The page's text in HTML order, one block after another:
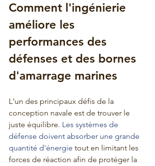
Comment l'ingénierie
améliore les
performances des
défenses et des bornes
d'amarrage marines
L'un des principaux défis de la
conception navale est de trouver le
juste équilibre. Les systèmes de
défense doivent absorber une grande
quantité d'énergie tout en limitant les
forces de réaction afin de protéger la